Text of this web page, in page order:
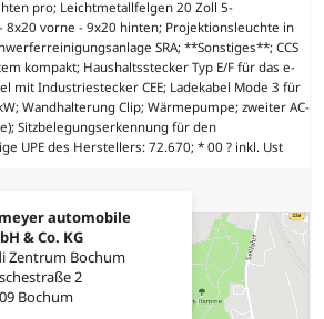
pro; Leichtmetallfelgen 20 Zoll 5-
8x20 vorne - 9x20 hinten; Projektionsleuchte in
SRA; **Sonstiges**; CCS
kompakt; Haushaltsstecker Typ E/F für das e-
mit Industriestecker CEE; Ladekabel Mode 3 für
Wandhalterung Clip; Wärmepumpe; zweiter AC-
Sitzbelegungserkennung für den
UPE des Herstellers: 72.670; * 00 ? inkl. Ust
automobile
& Co. KG
Zentrum Bochum
2
Bochum